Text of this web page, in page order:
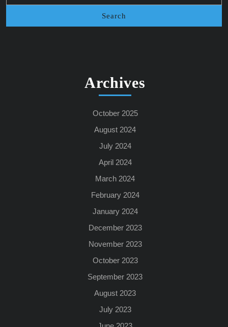
Archives
October 2025
August 2024
July 2024
April 2024
March 2024
February 2024
January 2024
December 2023
November 2023
October 2023
September 2023
August 2023
July 2023